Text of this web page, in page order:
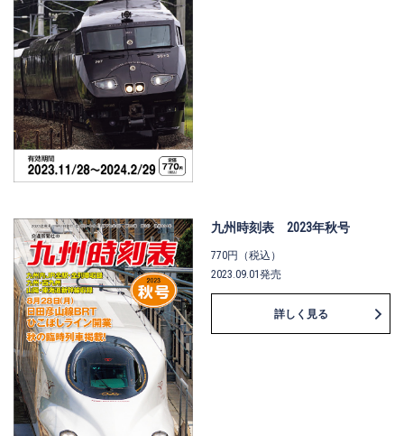
九州時刻表 2023年秋号
770円（税込）
2023.09.01発売
詳しく見る